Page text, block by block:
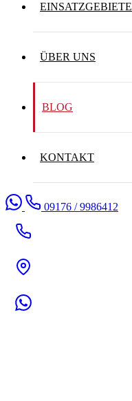
EINSATZGEBIETE
ÜBER UNS
BLOG
KONTAKT
09176 / 9986412